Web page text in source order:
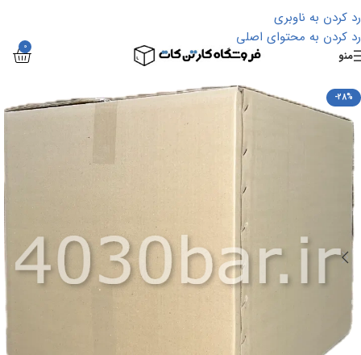
رد کردن به ناوبری
رد کردن به محتوای اصلی
منو
0
-28%